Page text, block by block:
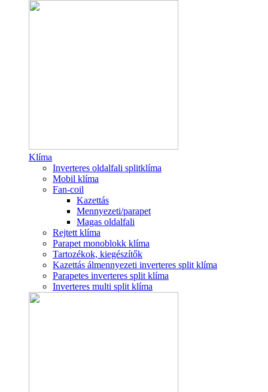
Klíma
Inverteres oldalfali splitklíma
Mobil klíma
Fan-coil
Kazettás
Mennyezeti/parapet
Magas oldalfali
Rejtett klíma
Parapet monoblokk klíma
Tartozékok, kiegészítők
Kazettás álmennyezeti inverteres split klíma
Parapetes inverteres split klíma
Inverteres multi split klíma